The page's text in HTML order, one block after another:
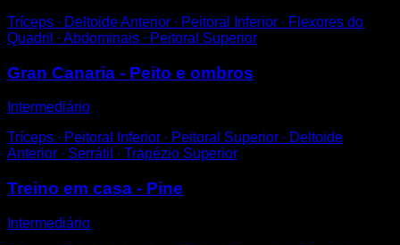
Tríceps ∙ Deltoide Anterior ∙ Peitoral Inferior ∙ Flexores do
Quadril ∙ Abdominais ∙ Peitoral Superior
Gran Canaria - Peito e ombros
Intermediário
Tríceps ∙ Peitoral Inferior ∙ Peitoral Superior ∙ Deltoide
Anterior ∙ Serrátil ∙ Trapézio Superior
Treino em casa - Pine
Intermediário